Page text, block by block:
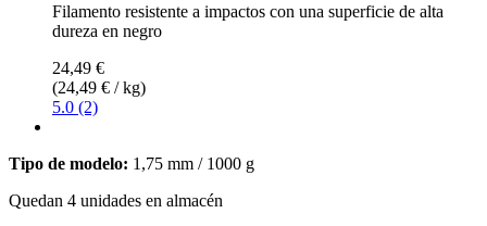
Filamento resistente a impactos con una superficie de alta
dureza en negro
24,49 €
(24,49 € / kg)
5.0 (2)
Tipo de modelo: 1,75 mm / 1000 g
Quedan 4 unidades en almacén